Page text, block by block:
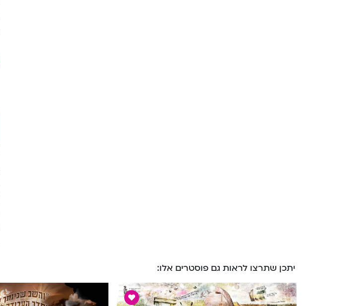
יתכן שתרצו לראות גם פוסטרים אלו: